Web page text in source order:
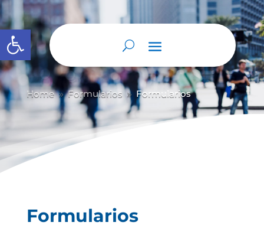
Abrir barra de herramientas
Home 9 Formularios 9 Formularios
Formularios